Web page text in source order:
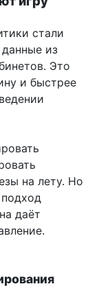
стали
из
Это
и быстрее
на лету. Но
даёт